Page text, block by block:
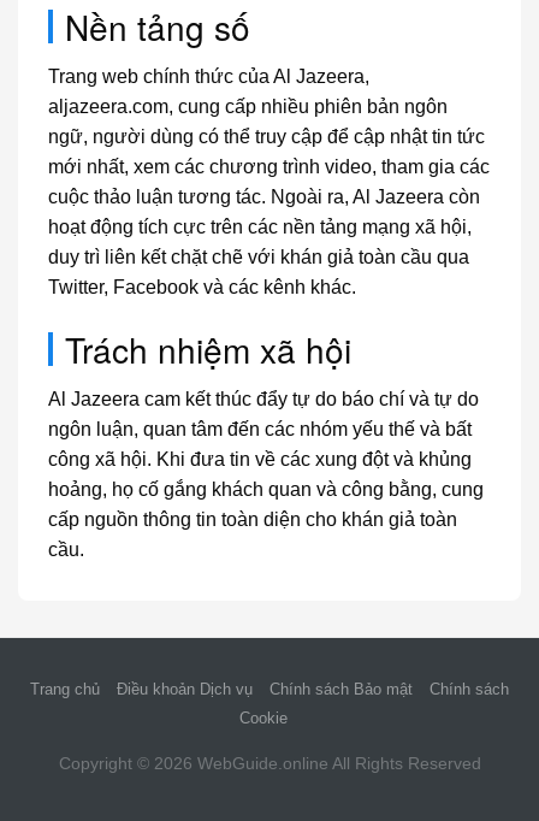
Nền tảng số
Trang web chính thức của Al Jazeera,
aljazeera.com, cung cấp nhiều phiên bản ngôn
ngữ, người dùng có thể truy cập để cập nhật tin tức
mới nhất, xem các chương trình video, tham gia các
cuộc thảo luận tương tác. Ngoài ra, Al Jazeera còn
hoạt động tích cực trên các nền tảng mạng xã hội,
duy trì liên kết chặt chẽ với khán giả toàn cầu qua
Twitter, Facebook và các kênh khác.
Trách nhiệm xã hội
Al Jazeera cam kết thúc đẩy tự do báo chí và tự do
ngôn luận, quan tâm đến các nhóm yếu thế và bất
công xã hội. Khi đưa tin về các xung đột và khủng
hoảng, họ cố gắng khách quan và công bằng, cung
cấp nguồn thông tin toàn diện cho khán giả toàn
cầu.
Trang chủ Điều khoản Dịch vụ Chính sách Bảo mật
Chính sách
Cookie
Copyright © 2026 WebGuide.online All Rights Reserved